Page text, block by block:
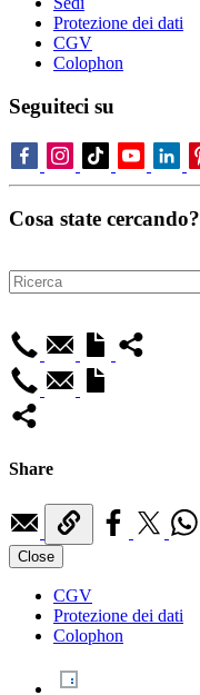
Protezione dei dati
CGV
Colophon
Seguiteci su
Cosa state cercando?
Share
Close
CGV
Protezione dei dati
Colophon